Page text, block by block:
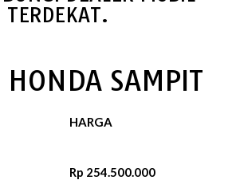
TERDEKAT.
HONDA SAMPIT
HARGA
Rp 254.500.000